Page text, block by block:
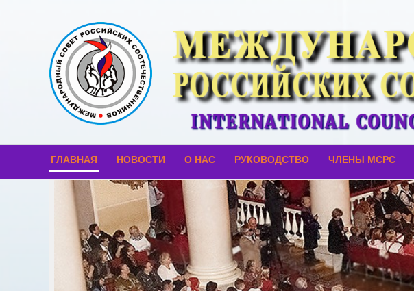
ГЛАВНАЯ НОВОСТИ О НАС РУКОВОДСТВО ЧЛЕНЫ МСРС